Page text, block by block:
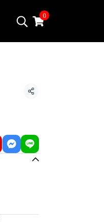
0
แชร์